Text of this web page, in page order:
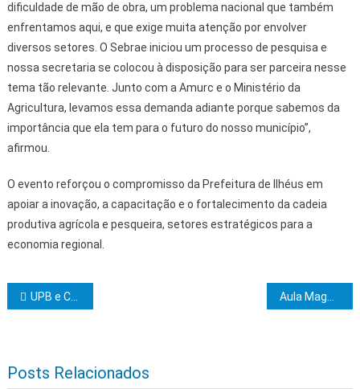
dificuldade de mão de obra, um problema nacional que também
enfrentamos aqui, e que exige muita atenção por envolver
diversos setores. O Sebrae iniciou um processo de pesquisa e
nossa secretaria se colocou à disposição para ser parceira nesse
tema tão relevante. Junto com a Amurc e o Ministério da
Agricultura, levamos essa demanda adiante porque sabemos da
importância que ela tem para o futuro do nosso município”,
afirmou.
O evento reforçou o compromisso da Prefeitura de Ilhéus em
apoiar a inovação, a capacitação e o fortalecimento da cadeia
produtiva agrícola e pesqueira, setores estratégicos para a
economia regional.
Navegação de Post
UPB e CAIXA realizam curso virtual sobre o Programa Minha Casa, Minha Vida para municípios com menos de 50 mil habitantes
Posts Relacionados